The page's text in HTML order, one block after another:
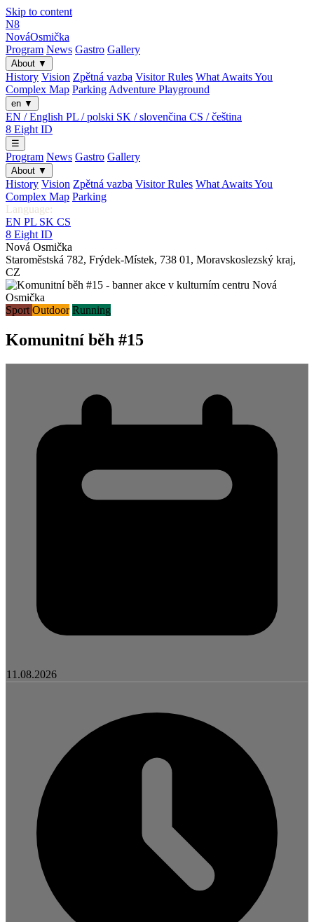
Skip to content
N8
NováOsmička
Program News Gastro Gallery
About ▼
History Vision Zpětná vazba Visitor Rules What Awaits You
Complex Map Parking Adventure Playground
en ▼
EN / English PL / polski SK / slovenčina CS / čeština
8 Eight ID
☰
Program News Gastro Gallery
About ▼
History Vision Zpětná vazba Visitor Rules What Awaits You
Complex Map Parking
Language:
EN PL SK CS
8 Eight ID
Nová Osmička
Staroměstská 782, Frýdek-Místek, 738 01 , Moravskoslezský kraj,
CZ
Sport Outdoor Running
Komunitní běh #15
11.08.2026